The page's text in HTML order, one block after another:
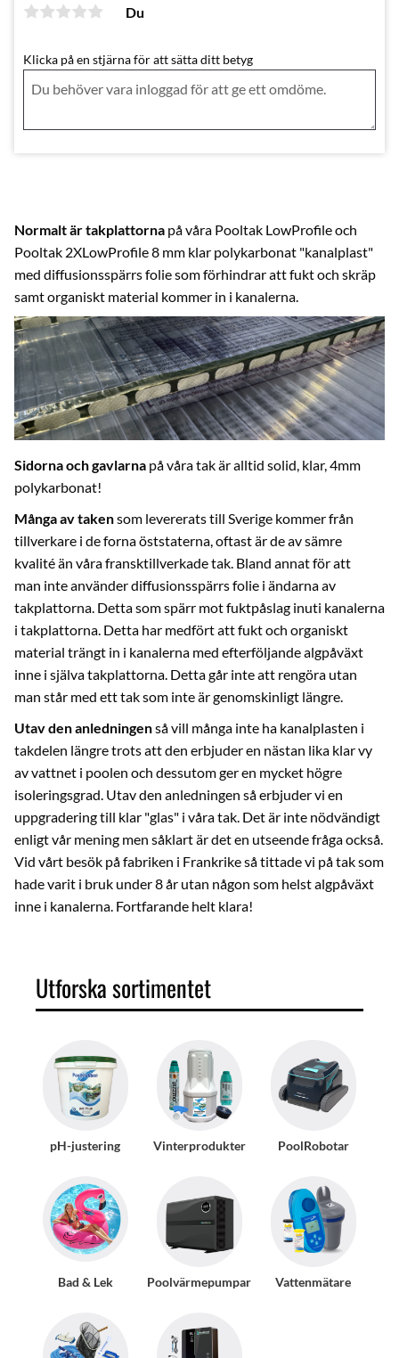
Normalt är takplattorna på våra Pooltak LowProfile och
Pooltak 2XLowProfile 8 mm klar polykarbonat "kanalplast"
med diffusionsspärrs folie som förhindrar att fukt och skräp
samt organiskt material kommer in i kanalerna.
Sidorna och gavlarna på våra tak är alltid solid, klar, 4mm
polykarbonat!
Många av takensom levererats till Sverige kommer från
tillverkare i de forna öststaterna, oftast är de av sämre
kvalité än våra fransktillverkade tak. Bland annat för att
man inte använder diffusionsspärrs folie i ändarna av
takplattorna. Detta som spärr mot fuktpåslag inuti kanalerna
i takplattorna. Detta har medfört att fukt och organiskt
material trängt in i kanalerna med efterföljande algpåväxt
inne i själva takplattorna. Detta går inte att rengöra utan
man står med ett tak som inte är genomskinligt längre.
Utav den anledningenså vill många inte ha kanalplasten i
takdelen längre trots att den erbjuder en nästan lika klar vy
av vattnet i poolen och dessutom ger en mycket högre
isoleringsgrad. Utav den anledningen så erbjuder vi en
uppgradering till klar "glas" i våra tak. Det är inte nödvändigt
enligt vår mening men såklart är det en utseende fråga också.
Vid vårt besök på fabriken i Frankrike så tittade vi på tak som
hade varit i bruk under 8 år utan någon som helst algpåväxt
inne i kanalerna. Fortfarande helt klara!
Du
Klicka på en stjärna för att sätta ditt betyg
Utforska sortimentet
pH-justering Vinterprodukter PoolRobotar
Bad & Lek Poolvärmepumpar Vattenmätare